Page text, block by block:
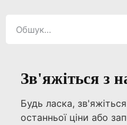
Зв'яжіться з
Будь ласка,
останньої ціни або